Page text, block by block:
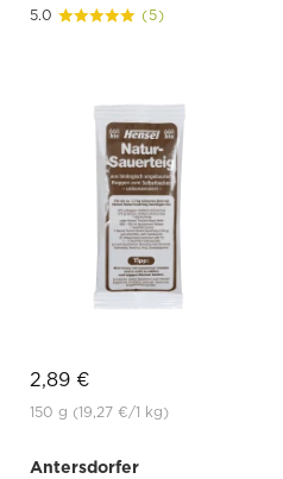
5.0 (5)
2,89 €
150 g (19,27 €/1 kg)
Antersdorfer